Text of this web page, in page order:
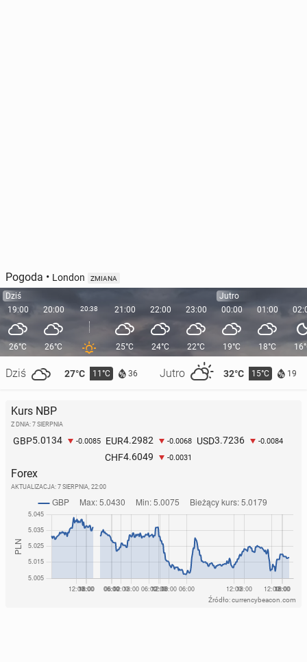
Pogoda • London ZMIANA
Dziś
19:00
26°C
Dziś 27°C 11°C 36 Jutro 32°C 15°C 19
20:00
26°C
20:38 21:00
25°C
22:00
24°C
23:00
22°C
Jutro
00:00
19°C
01:00
18°C
Kurs NBP
Z DNIA: 7 SIERPNIA
GBP5.0134 -0.0085 EUR4.2982 -0.0068 USD3.7236 -0.0084
CHF4.6049 -0.0031
Forex
AKTUALIZACJA: 7 SIERPNIA, 22:00
Źródło: currencybeacon.com